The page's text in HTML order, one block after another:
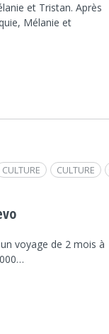
et Tristan. Après
Mélanie et
CULTURE
CULTURE
voyage de 2 mois à